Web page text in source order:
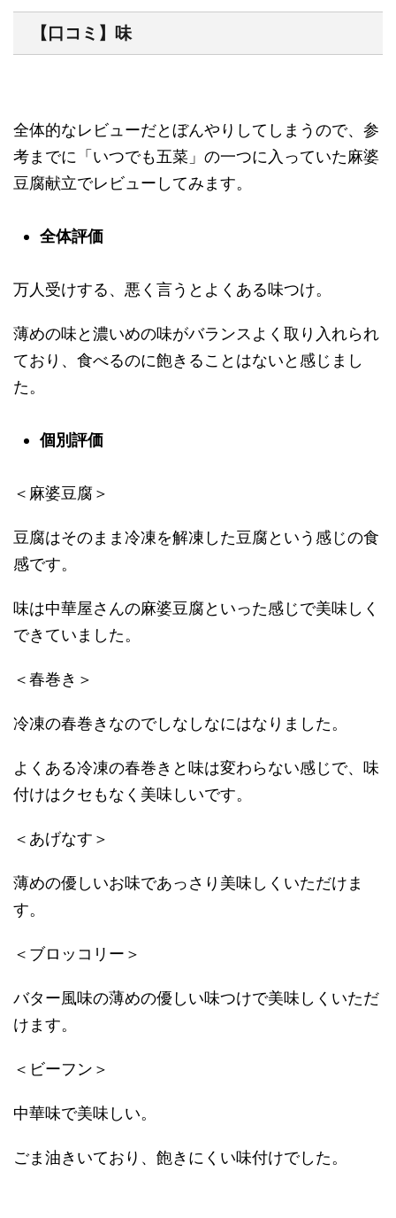
【口コミ】味
全体的なレビューだとぼんやりしてしまうので、参
考までに「いつでも五菜」の一つに入っていた麻婆
豆腐献立でレビューしてみます。
全体評価
万人受けする、悪く言うとよくある味つけ。
薄めの味と濃いめの味がバランスよく取り入れられ
ており、食べるのに飽きることはないと感じまし
た。
個別評価
＜麻婆豆腐＞
豆腐はそのまま冷凍を解凍した豆腐という感じの食
感です。
味は中華屋さんの麻婆豆腐といった感じで美味しく
できていました。
＜春巻き＞
冷凍の春巻きなのでしなしなにはなりました。
よくある冷凍の春巻きと味は変わらない感じで、味
付けはクセもなく美味しいです。
＜あげなす＞
薄めの優しいお味であっさり美味しくいただけま
す。
＜ブロッコリー＞
バター風味の薄めの優しい味つけで美味しくいただ
けます。
＜ビーフン＞
中華味で美味しい。
ごま油きいており、飽きにくい味付けでした。